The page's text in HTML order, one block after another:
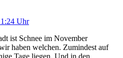
Uhr
ist Schnee im November
haben welchen. Zumindest auf
Tage liegen. Und in den